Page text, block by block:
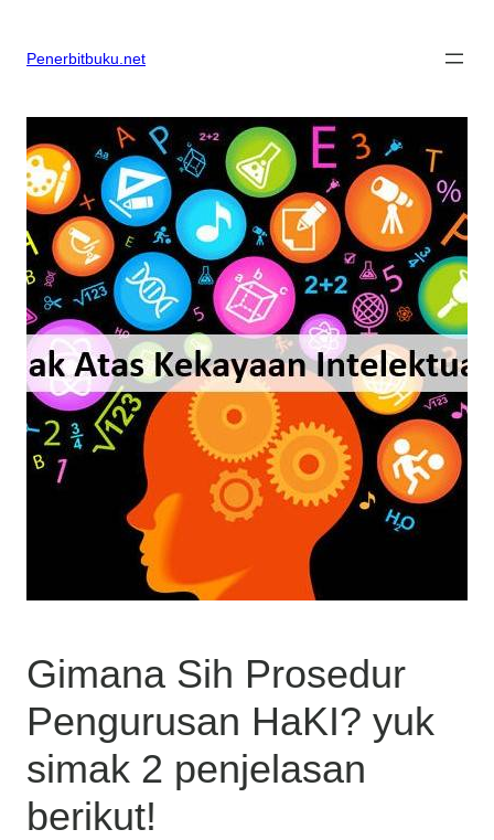
contentPenerbitbuku.net
Gimana Sih Prosedur
Pengurusan HaKI? yuk
simak 2 penjelasan
berikut!